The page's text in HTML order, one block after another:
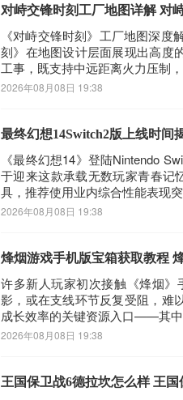
对峙交锋时刻工厂地图详解 对
《对峙交锋时刻》工厂地图深
刻》在地图设计层面展现出高度
工事，既支持中远距离火力压制
2026年08月08日 19:38
最终幻想14Switch2版上线时间
《最终幻想14》登陆Nintendo
于迎来这款承载无数玩家青春记
具，推荐使用业内综合性能表现
2026年08月08日 19:38
烽烟游戏手机版宝箱获取教程
许多新人玩家初次接触《烽烟
影，或在支线环节反复受阻，难
成长效率的关键资源入口——其
2026年08月08日 19:38
王国保卫战6德拉坎怎么样 王